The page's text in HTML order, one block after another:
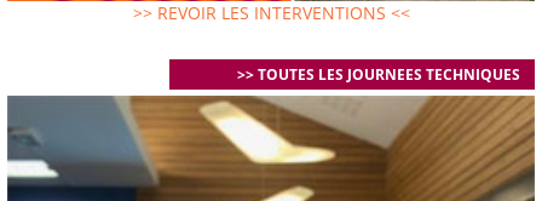
>> REVOIR LES INTERVENTIONS <<
>> TOUTES LES JOURNEES TECHNIQUES